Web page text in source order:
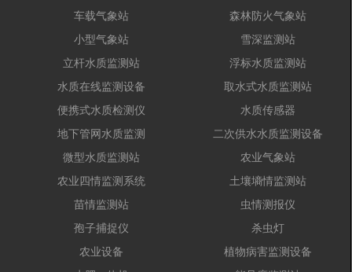
车载气象站
森林防火气象站
小型气象站
雪深监测站
立杆水质监测站
浮标水质监测站
水质在线监测设备
取水式水质监测站
便携式水质检测仪
水质传感器
地下管网水质监测
二次供水水质监测设备
微型水质监测站
农业气象站
农业四情监测系统
土壤墒情监测站
苗情监测站
虫情测报仪
孢子捕捉仪
杀虫灯
农业设备
植物病害监测设备